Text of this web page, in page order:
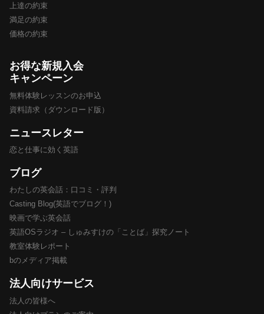
上達の約束
満足の約束
価格の約束
お得な新規入会
キャンペーン
無料体験レッスンのお申込
資料請求（ダウンロード版）
ニュースレター
恋と仕事に効く英語
ブログ
わたしの英会話：口コミ・評判
Casting Blog(英語でブログ！)
映画で学ぶ英会話
英語OSラジオ – しゅみすけの「ことば」探究ノート
教室体験レポート
bのメディア掲載
法人向けサービス
法人の皆様へ